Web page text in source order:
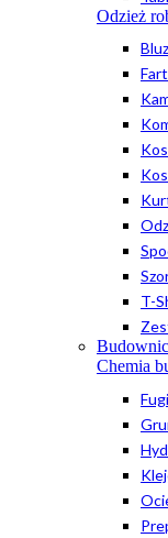
Odzież
T-
Chemia